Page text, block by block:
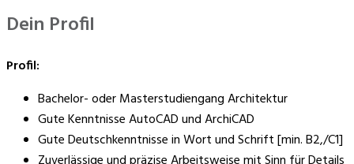
Dein Profil
Profil:
Bachelor- oder Masterstudiengang Architektur
Gute Kenntnisse AutoCAD und ArchiCAD
Gute Deutschkenntnisse in Wort und Schrift [min. B2,/C1]